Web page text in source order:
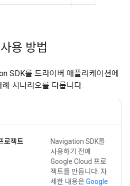
용 방법
SDK를 드라이버 애플리케이션에
시나리오를 다룹니다.
로젝트
Navigation SDK를
사용하기 전에
Google Cloud 프로
젝트를 만듭니다. 자
세한 내용은 Google